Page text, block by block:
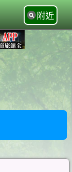
附近